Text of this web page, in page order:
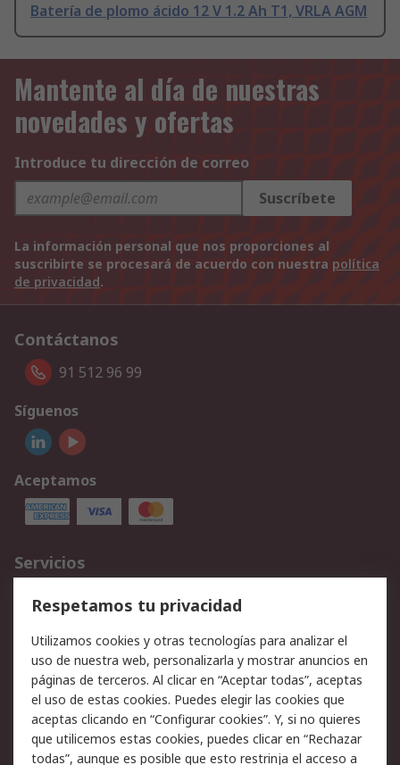
Batería de plomo ácido 12 V 1.2 Ah T1, VRLA AGM
Mantente al día de nuestras
novedades y ofertas
Introduce tu dirección de correo
Suscríbete
La información personal que nos proporciones al
suscribirte se procesará de acuerdo con nuestra política
de privacidad.
Contáctanos
91 512 96 99
Síguenos
Aceptamos
Servicios
Cómo realizar pedidos
Devoluciones
Facturación y pago
Ofertas
Soporte técnico
Legal
Aviso legal
Política de privacidad -
Actualizada
Respetamos tu privacidad
Utilizamos cookies y otras tecnologías para analizar el
uso de nuestra web, personalizarla y mostrar anuncios en
páginas de terceros. Al clicar en “Aceptar todas”, aceptas
el uso de estas cookies. Puedes elegir las cookies que
aceptas clicando en “Configurar cookies”. Y, si no quieres
que utilicemos estas cookies, puedes clicar en “Rechazar
todas”, aunque es posible que esto restrinja el acceso a